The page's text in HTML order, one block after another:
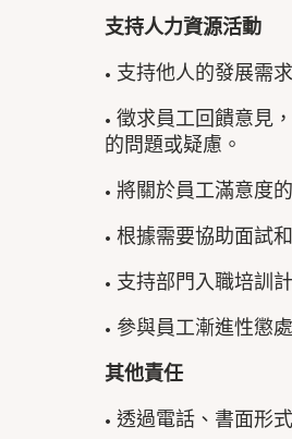
支持人力資源活動
• 支持他人的發展需
• 徵求員工回饋意見
的問題或疑慮。
• 將關於員工滿意度
• 根據需要協助面試
• 支持部門入職培訓
• 參與員工漸進性懲
其他責任
• 透過電話、書面形